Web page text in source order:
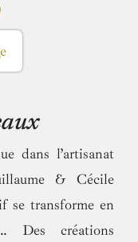
dans l’artisanat
& Cécile
se transforme en
Des créations